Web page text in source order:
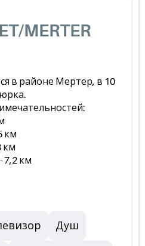
MERTER
в районе Мертер, в 10
км
км
7,2 км
Душ